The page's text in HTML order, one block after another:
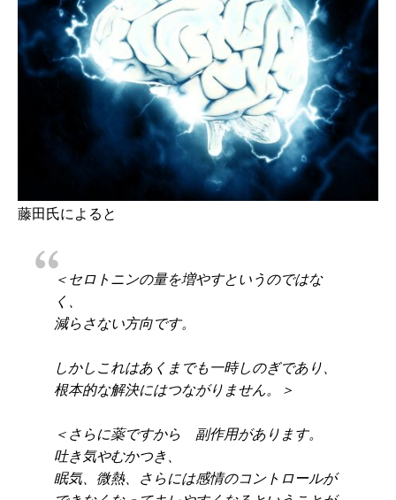
藤田氏によると
＜セロトニンの量を増やすというのではな
く、
減らさない方向です。
しかしこれはあくまでも一時しのぎであり、
根本的な解決にはつながりません。＞
＜さらに薬ですから 副作用があります。
吐き気やむかつき、
眠気、微熱、さらには感情のコントロールが